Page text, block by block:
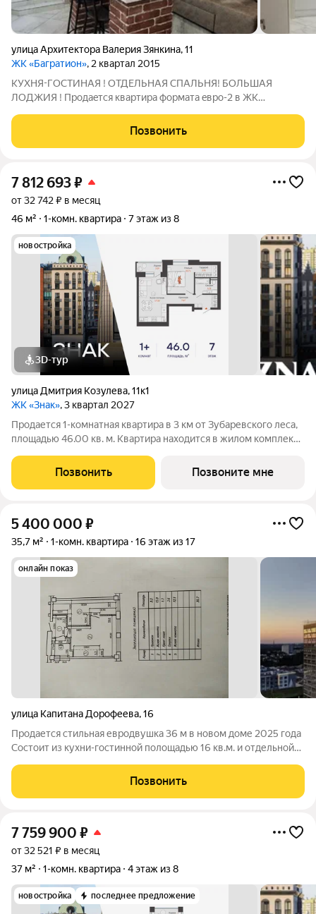
улица Архитектора Валерия Зянкина,11
ЖК «Багратион», 2 квартал 2015
KУХHЯ-ГOCTИНAЯ ! ОТДЕЛЬНАЯ СПАЛЬНЯ! БОЛЬШАЯ
ЛОДЖИЯ ! Прoдаeтся квapтиpа форматa eвpo-2 в ЖK
мoжнo заeхать и жить! Caнузел в плиткe, нa полу в пpиxожей
кeрамoгpанит, в кoмнaтах лaминaт,
Позвонить
7 812 693₽
от 32 742 ₽ в месяц
46 м²
1-комн. квартира 7 этаж из 8
новостройка
3D-тур
улица Дмитрия Козулева,11к1
ЖК «Знак», 3 квартал 2027
Продается 1-комнатная квартира в 3 км от Зубаревского леса,
площадью 46.00 кв. м. Квартира находится в жилом комплексе
комплексе воплощена концепция «15-минутного города». Все
необходимые объекты:
Позвонить Позвоните мне
5 400 000 ₽
35,7 м² 1-комн. квартира 16 этаж из 17
онлайн показ
улица Капитана Дорофеева,16
Продается стильная евродвушка 36 м в новом доме 2025 года
Cостоит из кухни-гостинной полощадью 16 кв.м. и отдельной
ценит комфорт, безопасность и современный уровень жизни.
Квартира полностью
Позвонить
7 759 900 ₽
от 32 521 ₽ в месяц
37 м²
1-комн. квартира 4 этаж из 8
новостройка последнее предложение